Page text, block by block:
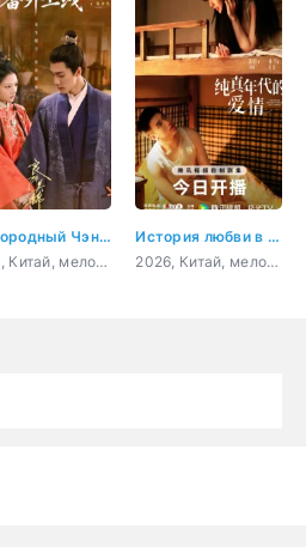
Благородный Чэнь и прекрасная Цзинь
2026, Китай, мелодрама, история
История любви в 1970-х
2026, Китай, мелодрама, драма